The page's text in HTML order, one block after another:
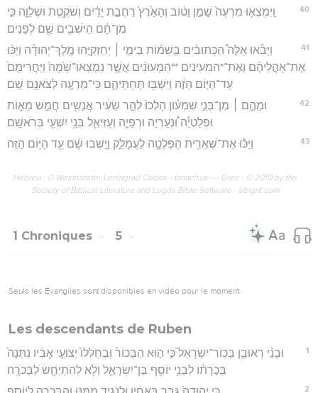
40
וַֽיִּמְצְא֤וּ מִרְעֶה֙ שָׁמֵ֣ן וָט֔וֹב וְהָאָ֙רֶץ֙ רַחֲבַ֣ת יָדַ֔יִם וְשֹׁקֶ֖טֶת וּשְׁלֵוָ֑ה כִּ֣י
מִן־חָ֔ם הַיֹּשְׁבִ֥ים שָׁ֖ם לְפָנִֽים׃
41
וַיָּבֹ֡אוּ אֵלֶּה֩ הַכְּתוּבִ֨ים בְּשֵׁמ֜וֹת בִּימֵ֣י ׀ יְחִזְקִיָּ֣הוּ מֶֽלֶךְ־יְהוּדָ֗ה וַיַּכּ֨וּ
אֶת־אָהֳלֵיהֶ֜ם וְאֶת־*המעינים **הַמְּעוּנִ֨ים אֲשֶׁ֤ר נִמְצְאוּ־שָׁ֙מָּה֙ וַיַּחֲרִימֻם֙
עַד־הַיּ֣וֹם הַזֶּ֔ה וַיֵּשְׁב֖וּ תַּחְתֵּיהֶ֑ם כִּֽי־מִרְעֶ֥ה לְצֹאנָ֖ם שָֽׁם׃
42
וּמֵהֶ֣ם ׀ מִן־בְּנֵ֣י שִׁמְע֗וֹן הָלְכוּ֙ לְהַ֣ר שֵׂעִ֔יר אֲנָשִׁ֖ים חֲמֵ֣שׁ מֵא֑וֹת
וּפְלַטְיָ֡ה וּ֠נְעַרְיָה וּרְפָיָ֧ה וְעֻזִּיאֵ֛ל בְּנֵ֥י יִשְׁעִ֖י בְּרֹאשָֽׁם׃
43 וַיַּכּ֕וּ אֶת־שְׁאֵרִ֥ית הַפְּלֵטָ֖ה לַעֲמָלֵ֑ק וַיֵּ֣שְׁבוּ שָׁ֔ם עַ֖ד הַיּ֥וֹם הַזֶּֽה׃
Hébreu : © Westminster Leningrad Codex - tanach.us --- Grec : © 2010 by the
Society of Biblical Literature and Logos Bible Software - sblgnt.com
1 Chroniques 5
Seuls les Évangiles sont disponibles en vidéo pour le moment.
Les descendants de Ruben
1
וּבְנֵ֨י רְאוּבֵ֥ן בְּכֽוֹר־יִשְׂרָאֵל֮ כִּ֣י ה֣וּא הַבְּכוֹר֒ וּֽבְחַלְּלוֹ֙ יְצוּעֵ֣י אָבִ֔יו נִתְּנָה֙
בְּכֹ֣רָת֔וֹ לִבְנֵ֥י יוֹסֵ֖ף בֶּן־יִשְׂרָאֵ֑ל וְלֹ֥א לְהִתְיַחֵ֖שׂ לַבְּכֹרָֽה׃
2